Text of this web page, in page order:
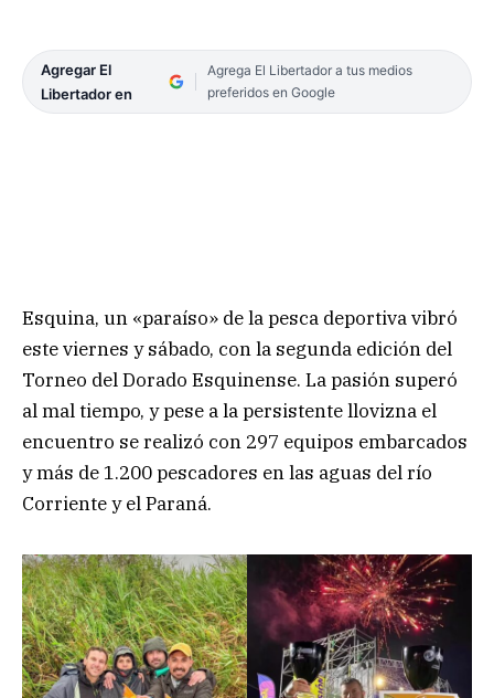
Agregar El
Libertador en
Agrega El Libertador a tus medios
preferidos en Google
Esquina, un «paraíso» de la pesca deportiva vibró
este viernes y sábado, con la segunda edición del
Torneo del Dorado Esquinense. La pasión superó
al mal tiempo, y pese a la persistente llovizna el
encuentro se realizó con 297 equipos embarcados
y más de 1.200 pescadores en las aguas del río
Corriente y el Paraná.